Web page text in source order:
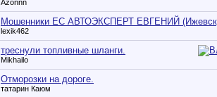
Azonnn
Мошенники ЕС АВТОЭКСПЕРТ ЕВГЕНИЙ
lexik462
треснули топливные шланги.
Mikhailo
Отморозки на дороге.
татарин Каюм